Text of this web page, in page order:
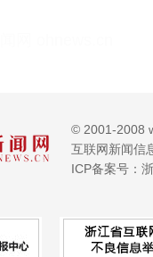
© 2001-2008
互联网新闻信
ICP备案号：